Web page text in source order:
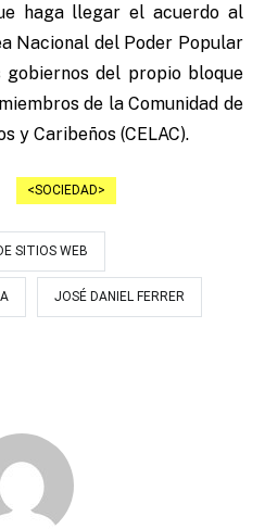
haga llegar el acuerdo al
Nacional del Poder Popular
gobiernos del propio bloque
de la Comunidad de
y Caribeños (CELAC).
SOCIEDAD
SITIOS WEB
JOSÉ DANIEL FERRER